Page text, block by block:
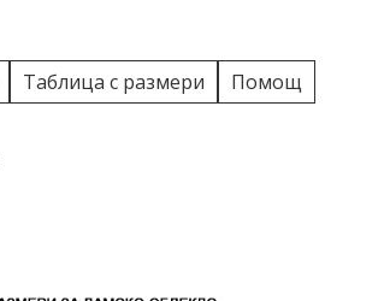
Таблица с размери Помощ